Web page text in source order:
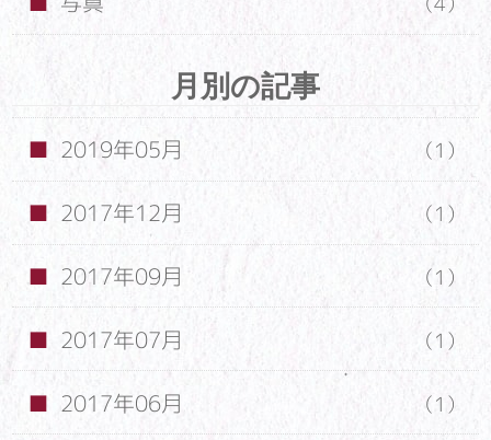
月別の記事
2019年05月 （1）
2017年12月 （1）
2017年09月 （1）
2017年07月 （1）
2017年06月 （1）